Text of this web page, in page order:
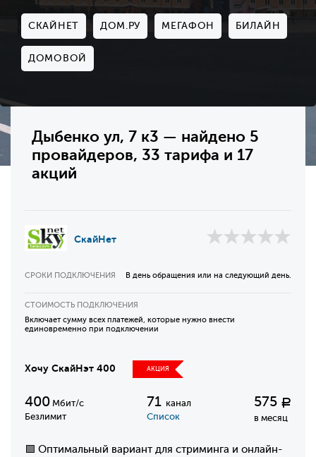
СКАЙНЕТ ДОМ.РУ МЕГАФОН БИЛАЙН
ДОМОВОЙ
Дыбенко ул, 7 к3 — найдено 5
провайдеров, 33 тарифа и 17
акций
СкайНет
СРОКИ ПОДКЛЮЧЕНИЯ В день обращения или на следующий день.
СТОИМОСТЬ ПОДКЛЮЧЕНИЯ
Включает сумму всех платежей, которые нужно внести
единовременно при подключении
Хочу СкайНэт 400 АКЦИЯ
400 Мбит/с
Безлимит
71 канал
Список
575 Р
в месяц
🟩 Оптимальный вариант для стриминга и онлайн-